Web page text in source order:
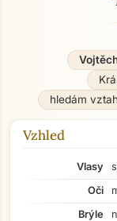
hledám
Vzhled
Vlasy
Oči
Brýle